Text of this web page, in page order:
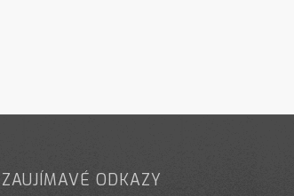
ZAUJÍMAVÉ ODKAZY